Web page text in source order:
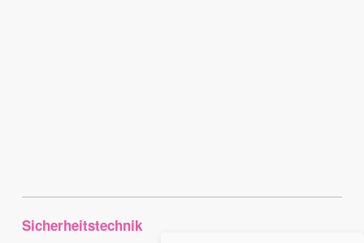
Sicherheitstechnik